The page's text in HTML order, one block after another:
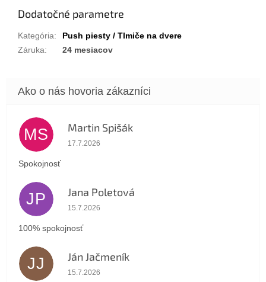
Dodatočné parametre
Kategória:
Push piesty / Tlmiče na dvere
Záruka: 24 mesiacov
MS Martin Spišák
Hodnotenie obchodu je 5 z 5 hviezdičiek.
17.7.2026
Spokojnosť
JP Jana Poletová
Hodnotenie obchodu je 5 z 5 hviezdičiek.
15.7.2026
100% spokojnosť
JJ Ján Jačmeník
Hodnotenie obchodu je 5 z 5 hviezdičiek.
15.7.2026